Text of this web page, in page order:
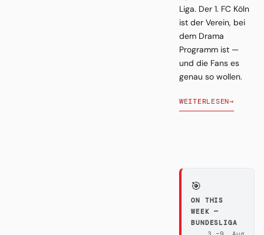
Liga. Der 1. FC Köln
ist der Verein, bei
dem Drama
Programm ist —
und die Fans es
genau so wollen.
WEITERLESEN→
🎯
ON THIS
WEEK —
BUNDESLIGA